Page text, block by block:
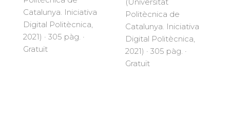
Catalunya. Iniciativa
Digital Politècnica,
2021) · 305 pàg. ·
Gratuït
(Universitat
Politècnica de
Catalunya. Iniciativa
Digital Politècnica,
2021) · 305 pàg. ·
Gratuït